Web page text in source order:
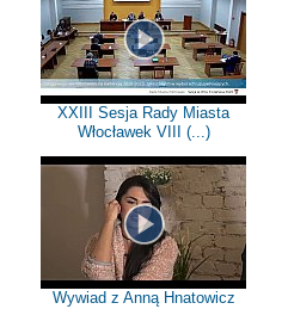
XXIII Sesja Rady Miasta
Włocławek VIII (...)
Wywiad z Anną Hnatowicz